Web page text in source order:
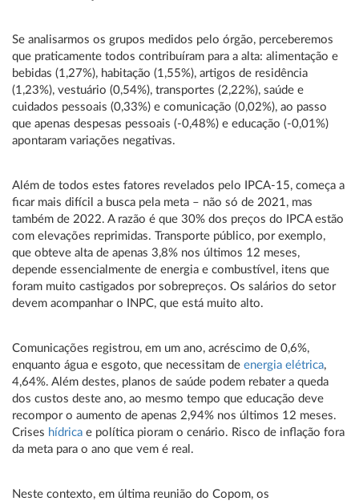
Se analisarmos os grupos medidos pelo órgão, perceberemos
que praticamente todos contribuíram para a alta: alimentação e
bebidas (1,27%), habitação (1,55%), artigos de residência
(1,23%), vestuário (0,54%), transportes (2,22%), saúde e
cuidados pessoais (0,33%) e comunicação (0,02%), ao passo
que apenas despesas pessoais (-0,48%) e educação (-0,01%)
apontaram variações negativas.
Além de todos estes fatores revelados pelo IPCA-15, começa a
ficar mais difícil a busca pela meta – não só de 2021, mas
também de 2022. A razão é que 30% dos preços do IPCA estão
com elevações reprimidas. Transporte público, por exemplo,
que obteve alta de apenas 3,8% nos últimos 12 meses,
depende essencialmente de energia e combustível, itens que
foram muito castigados por sobrepreços. Os salários do setor
devem acompanhar o INPC, que está muito alto.
Comunicações registrou, em um ano, acréscimo de 0,6%,
enquanto água e esgoto, que necessitam de energia elétrica,
4,64%. Além destes, planos de saúde podem rebater a queda
dos custos deste ano, ao mesmo tempo que educação deve
recompor o aumento de apenas 2,94% nos últimos 12 meses.
Crises hídrica e política pioram o cenário. Risco de inflação fora
da meta para o ano que vem é real.
Neste contexto, em última reunião do Copom, os